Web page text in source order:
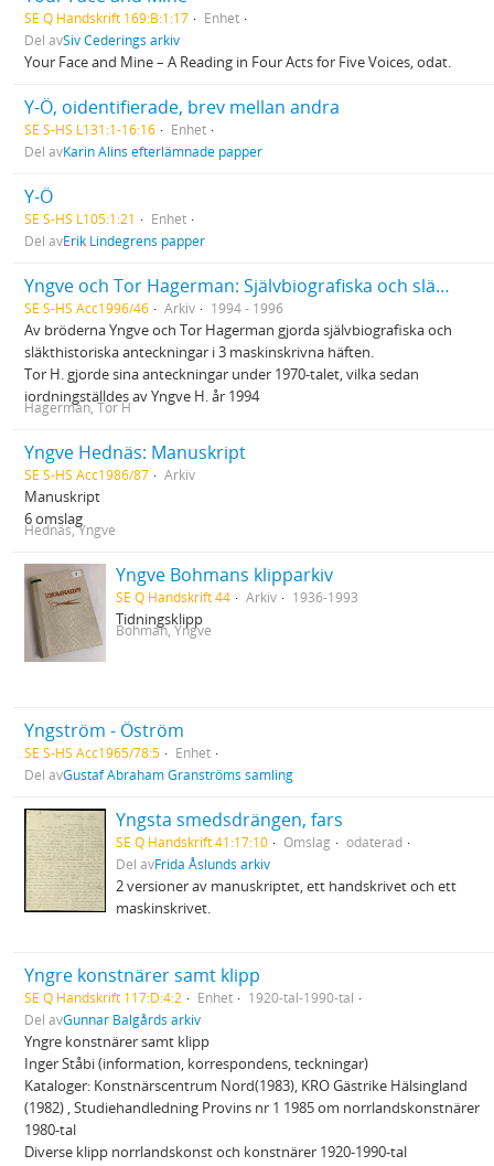
SE Q Handskrift 169:B:1:17
Enhet
Del avSiv Cederings arkiv
Your Face and Mine – A Reading in Four Acts for Five Voices, odat.
Y-Ö, oidentifierade, brev mellan andra
SE S-HS L131:1-16:16
Enhet
Del avKarin Alins efterlämnade papper
Y-Ö
SE S-HS L105:1:21
Enhet
Del avErik Lindegrens papper
Yngve och Tor Hagerman: Självbiografiska och släkthistoriska anteckningar
SE S-HS Acc1996/46 Arkiv 1994 - 1996
Av bröderna Yngve och Tor Hagerman gjorda självbiografiska och
släkthistoriska anteckningar i 3 maskinskrivna häften.
Tor H. gjorde sina anteckningar under 1970-talet, vilka sedan
iordningställdes av Yngve H. år 1994
Hagerman, Tor H
Yngve Hednäs: Manuskript
SE S-HS Acc1986/87 Arkiv
Manuskript
6 omslag
Hednäs, Yngve
Yngve Bohmans klipparkiv
SE Q Handskrift 44 Arkiv 1936-1993
Tidningsklipp
Bohman, Yngve
Yngström - Öström
SE S-HS Acc1965/78:5
Enhet
Del avGustaf Abraham Granströms samling
Yngsta smedsdrängen, fars
SE Q Handskrift 41:17:10 Omslag
odaterad
Del avFrida Åslunds arkiv
2 versioner av manuskriptet, ett handskrivet och ett
maskinskrivet.
Yngre konstnärer samt klipp
SE Q Handskrift 117:D:4:2 Enhet
1920-tal-1990-tal
Del avGunnar Balgårds arkiv
Yngre konstnärer samt klipp
Inger Ståbi (information, korrespondens, teckningar)
Kataloger: Konstnärscentrum Nord(1983), KRO Gästrike Hälsingland
(1982) , Studiehandledning Provins nr 1 1985 om norrlandskonstnärer
1980-tal
Diverse klipp norrlandskonst och konstnärer 1920-1990-tal